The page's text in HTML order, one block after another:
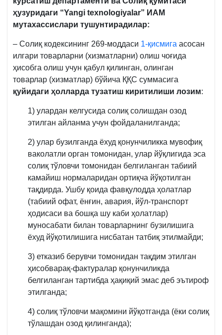
ҳузуридаги “Yangi texnologiyalar” ИАМ
мутахассислари тушунтирадилар:
– Солиқ кодексининг 269-моддаси 1-қисмига асосан
илгари товарларни (хизматларни) олиш чоғида
ҳисобга олиш учун қабул қилинган, олинган
товарлар (хизматлар) бўйича ҚҚС суммасига
қуйидаги ҳолларда тузатиш киритилиши лозим:
1) улардан келгусида солиқ солишдан озод
этилган айланма учун фойдаланилганда;
2) улар бузилганда ёхуд қонунчиликка мувофиқ
ваколатли орган томонидан, улар йўқлигида эса
солиқ тўловчи томонидан белгиланган табиий
камайиш нормаларидан ортиқча йўқотилган
тақдирда. Ушбу қоида фавқулодда ҳолатлар
(табиий офат, ёнғин, авария, йўл-транспорт
ҳодисаси ва бошқа шу каби ҳолатлар)
муносабати билан товарларнинг бузилишига
ёхуд йўқотилишига нисбатан татбиқ этилмайди;
3) етказиб берувчи томонидан тақдим этилган
ҳисобварақ-фактуралар қонунчиликда
белгиланган тартибда ҳақиқий эмас деб эътироф
этилганда;
4) солиқ тўловчи мақомини йўқотганда (ёки солиқ
тўлашдан озод қилинганда);